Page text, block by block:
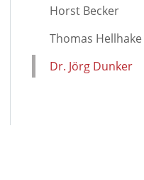
Horst Becker
Thomas Hellhake
Dr. Jörg Dunker